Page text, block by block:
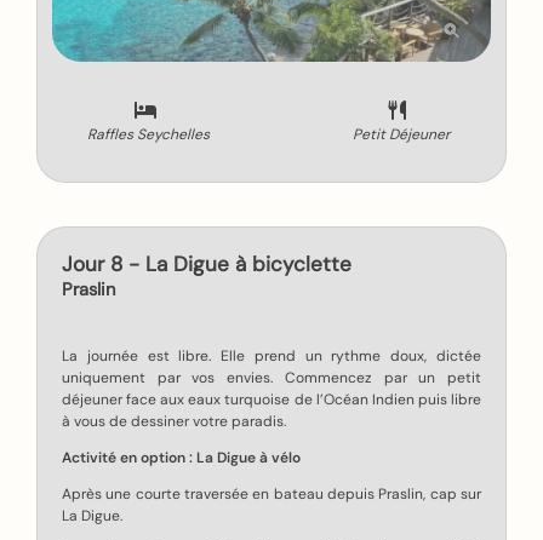
Raffles Seychelles Petit Déjeuner
Jour 8 - La Digue à bicyclette
Praslin
La journée est libre. Elle prend un rythme doux, dictée
uniquement par vos envies. Commencez par un petit
déjeuner face aux eaux turquoise de l’Océan Indien puis libre
à vous de dessiner votre paradis.
Activité en option : La Digue à vélo
Après une courte traversée en bateau depuis Praslin, cap sur
La Digue.